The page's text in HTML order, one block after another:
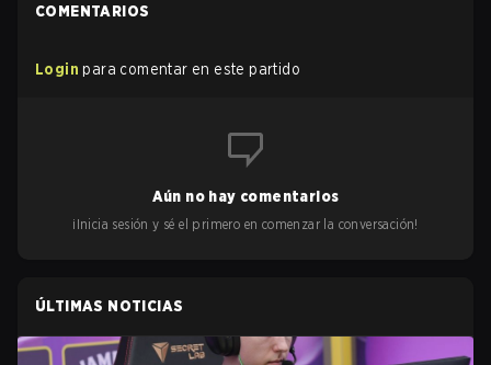
COMENTARIOS
Login para comentar en este partido
Aún no hay comentarios
¡Inicia sesión y sé el primero en comenzar la conversación!
ÚLTIMAS NOTICIAS